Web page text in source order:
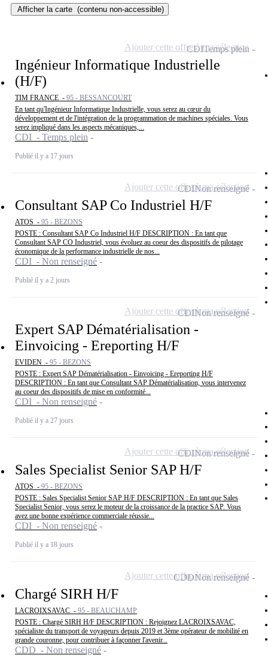
Afficher la carte (contenu non-accessible)
Ingénieur Informatique Industrielle
(H/F)
TIM FRANCE - 95 - BESSANCOURT
En tant qu'Ingénieur Informatique Industrielle, vous serez au cœur du
développement et de l'intégration de la programmation de machines spéciales. Vous
serez impliqué dans les aspects mécaniques,...
CDI - Temps plein
Publié il y a 17 jours
CDITemps plein
Ajouter cette offre à ma sélection
Consultant SAP Co Industriel H/F
ATOS - 95 - BEZONS
POSTE : Consultant SAP Co Industriel H/F DESCRIPTION : En tant que
Consultant SAP CO Industriel, vous évoluez au coeur des dispositifs de pilotage
économique de la performance industrielle de nos...
CDI - Non renseigné
Publié il y a 2 jours
CDINon renseigné
Ajouter cette offre à ma sélection
Expert SAP Dématérialisation -
Einvoicing - Ereporting H/F
EVIDEN - 95 - BEZONS
POSTE : Expert SAP Dématérialisation - Einvoicing - Ereporting H/F
DESCRIPTION : En tant que Consultant SAP Dématérialisation, vous intervenez
au coeur des dispositifs de mise en conformité...
CDI - Non renseigné
Publié il y a 27 jours
CDINon renseigné
Ajouter cette offre à ma sélection
Sales Specialist Senior SAP H/F
ATOS - 95 - BEZONS
POSTE : Sales Specialist Senior SAP H/F DESCRIPTION : En tant que Sales
Specialist Senior, vous serez le moteur de la croissance de la practice SAP. Vous
avez une bonne expérience commerciale réussie...
CDI - Non renseigné
Publié il y a 18 jours
CDINon renseigné
Ajouter cette offre à ma sélection
Chargé SIRH H/F
LACROIXSAVAC - 95 - BEAUCHAMP
POSTE : Chargé SIRH H/F DESCRIPTION : Rejoignez LACROIXSAVAC,
spécialiste du transport de voyageurs depuis 2019 et 3ème opérateur de mobilité en
grande couronne, pour contribuer à façonner l'avenir...
CDD - Non renseigné
CDDNon renseigné
Ajouter cette offre à ma sélection